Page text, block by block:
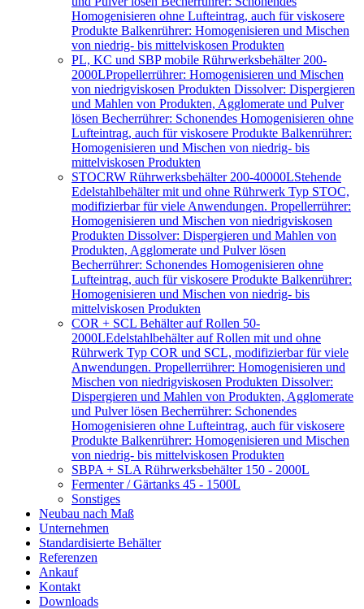
Homogenisieren ohne Lufteintrag, auch für viskosere
Produkte Balkenrührer: Homogenisieren und Mischen
von niedrig- bis mittelviskosen Produkten
PL, KC und SBP mobile Rührwerksbehälter 200-
2000LPropellerrührer: Homogenisieren und Mischen
von niedrigviskosen Produkten Dissolver: Dispergieren
und Mahlen von Produkten, Agglomerate und Pulver
lösen Becherrührer: Schonendes Homogenisieren ohne
Lufteintrag, auch für viskosere Produkte Balkenrührer:
Homogenisieren und Mischen von niedrig- bis
mittelviskosen Produkten
STOCRW Rührwerksbehälter 200-40000LStehende
Edelstahlbehälter mit und ohne Rührwerk Typ STOC,
modifizierbar für viele Anwendungen. Propellerrührer:
Homogenisieren und Mischen von niedrigviskosen
Produkten Dissolver: Dispergieren und Mahlen von
Produkten, Agglomerate und Pulver lösen
Becherrührer: Schonendes Homogenisieren ohne
Lufteintrag, auch für viskosere Produkte Balkenrührer:
Homogenisieren und Mischen von niedrig- bis
mittelviskosen Produkten
COR + SCL Behälter auf Rollen 50-
2000LEdelstahlbehälter auf Rollen mit und ohne
Rührwerk Typ COR und SCL, modifizierbar für viele
Anwendungen. Propellerrührer: Homogenisieren und
Mischen von niedrigviskosen Produkten Dissolver:
Dispergieren und Mahlen von Produkten, Agglomerate
und Pulver lösen Becherrührer: Schonendes
Homogenisieren ohne Lufteintrag, auch für viskosere
Produkte Balkenrührer: Homogenisieren und Mischen
von niedrig- bis mittelviskosen Produkten
SBPA + SLA Rührwerksbehälter 150 - 2000L
Fermenter / Gärtanks 45 - 1500L
Sonstiges
Neubau nach Maß
Unternehmen
Standardisierte Behälter
Referenzen
Ankauf
Kontakt
Downloads